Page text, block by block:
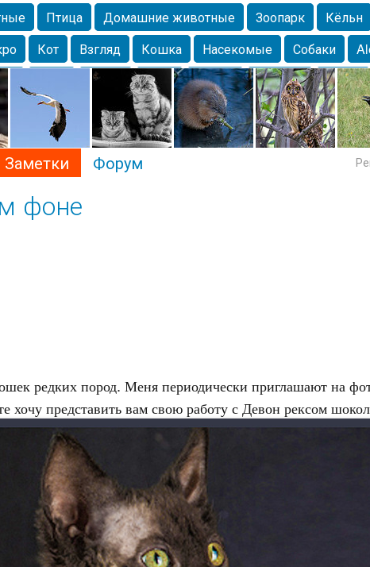
Птица Домашние животные Зоопарк Кёльн
Кот Взгляд Кошка Насекомые Собаки
Белка Зима Морда Собачка Осень
Николаев Насекомое Коты Lebert Дикие птицы
Заметки Форум
фоне
редких пород. Меня периодически приглашают на
представить вам свою работу с Девон рексом